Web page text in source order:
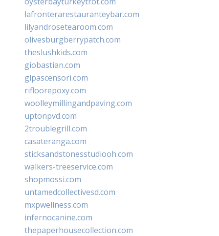
lafronterarestauranteybar.com
lilyandrosetearoom.com
olivesburgberrypatch.com
theslushkids.com
giobastian.com
glpascensori.com
rifloorepoxy.com
woolleymillingandpaving.com
uptonpvd.com
2troublegrill.com
casateranga.com
sticksandstonesstudiooh.com
walkers-treeservice.com
shopmossi.com
untamedcollectivesd.com
mxpwellness.com
infernocanine.com
thepaperhousecollection.com